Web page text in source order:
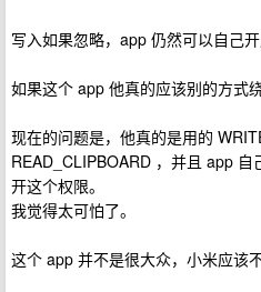
写入如果忽略，app 仍然可以自己
如果这个 app 他真的应该别的方式
现在的问题是，他真的是用的
READ_CLIPBOARD ，并且 app
开这个权限。
我觉得太可怕了。
这个 app 并不是很大众，小米应该